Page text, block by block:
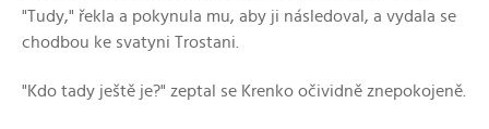
"Tudy," řekla a pokynula mu, aby ji následoval, a vydala se
chodbou ke svatyni Trostani.
"Kdo tady ještě je?" zeptal se Krenko očividně znepokojeně.